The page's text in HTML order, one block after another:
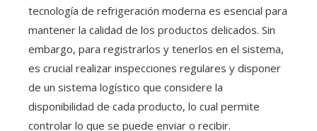
tecnología de refrigeración moderna es esencial para
mantener la calidad de los productos delicados. Sin
embargo, para registrarlos y tenerlos en el sistema,
es crucial realizar inspecciones regulares y disponer
de un sistema logístico que considere la
disponibilidad de cada producto, lo cual permite
controlar lo que se puede enviar o recibir.